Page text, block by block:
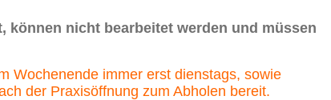
nicht bearbeitet werden und müssen
Wochenende immer erst dienstags, sowie
der Praxisöffnung zum Abholen bereit.